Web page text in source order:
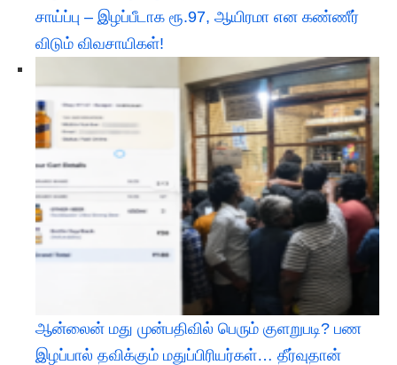
சாய்ப்பு – இழப்பீடாக ரூ.97, ஆயிரமா என கண்ணீர்
விடும் விவசாயிகள்!
ஆன்லைன் மது முன்பதிவில் பெரும் குளறுபடி? பண
இழப்பால் தவிக்கும் மதுப்பிரியர்கள்… தீர்வுதான்